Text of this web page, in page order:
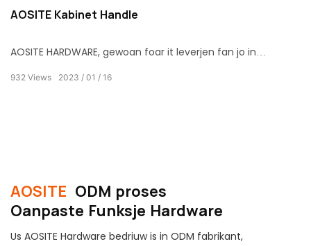
AOSITE Kabinet Handle
AOSITE HARDWARE, gewoan foar it leverjen fan jo in
2023 01 16
932 Views
AOSITE ODM proses
Oanpaste Funksje Hardware
Us AOSITE Hardware bedriuw is in ODM fabrikant,